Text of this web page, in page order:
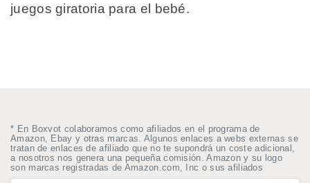
juegos giratoria para el bebé.
* En Boxvot colaboramos como afiliados en el programa de
Amazon, Ebay y otras marcas. Algunos enlaces a webs externas se
tratan de enlaces de afiliado que no te supondrá un coste adicional,
a nosotros nos genera una pequeña comisión. Amazon y su logo
son marcas registradas de Amazon.com, Inc o sus afiliados